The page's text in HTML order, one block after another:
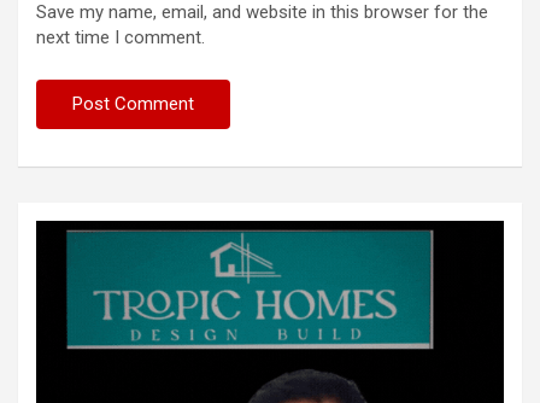
Save my name, email, and website in this browser for the
next time I comment.